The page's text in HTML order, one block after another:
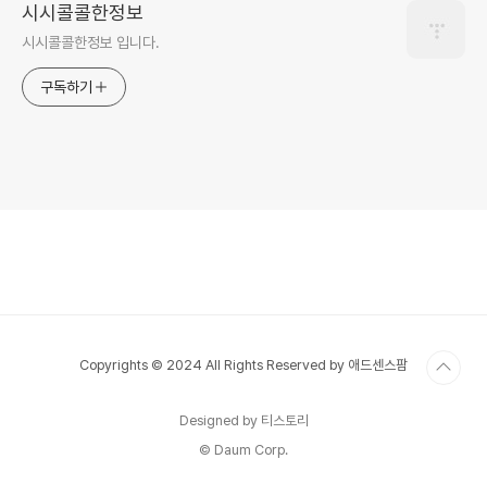
시시콜콜한정보
시시콜콜한정보 입니다.
구독하기
Copyrights © 2024 All Rights Reserved by 애드센스팜
Designed by 티스토리
© Daum Corp.